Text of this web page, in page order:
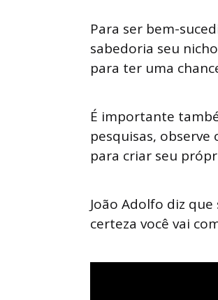
Para ser bem-
sabedoria seu
para ter uma
É importante
pesquisas,
para criar seu
João Adolfo diz
certeza você vai